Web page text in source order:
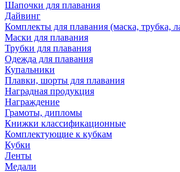
Шапочки для плавания
Дайвинг
Комплекты для плавания (маска, трубка,
Маски для плавания
Трубки для плавания
Одежда для плавания
Купальники
Плавки, шорты для плавания
Наградная продукция
Награждение
Грамоты, дипломы
Книжки классификационные
Комплектующие к кубкам
Кубки
Ленты
Медали